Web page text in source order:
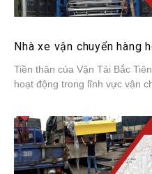
Nhà xe vận chuyển hàng
Tiền thân của Vận Tải Bắc
hoạt động trong lĩnh vực vận